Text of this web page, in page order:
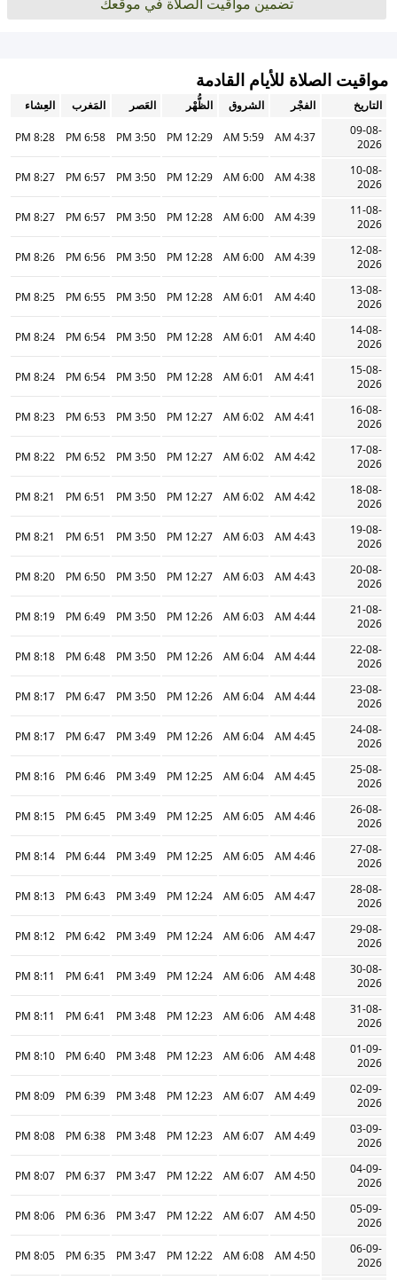
مواقيت الصلاة للأيام القادمة
التاريخ الفجْر الشروق الظُّهْر العَصر المَغرب
العِشاء
09-08-
2026
4:37 AM
5:59 AM
12:29 PM
3:50 PM
6:58 PM
8:28 PM
10-08-
2026
4:38 AM
6:00 AM
12:29 PM
3:50 PM
6:57 PM
8:27 PM
11-08-
2026
4:39 AM
6:00 AM
12:28 PM
3:50 PM
6:57 PM
8:27 PM
12-08-
2026
4:39 AM
6:00 AM
12:28 PM
3:50 PM
6:56 PM
8:26 PM
13-08-
2026
4:40 AM
6:01 AM
12:28 PM
3:50 PM
6:55 PM
8:25 PM
14-08-
2026
4:40 AM
6:01 AM
12:28 PM
3:50 PM
6:54 PM
8:24 PM
15-08-
2026
4:41 AM
6:01 AM
12:28 PM
3:50 PM
6:54 PM
8:24 PM
16-08-
2026
4:41 AM
6:02 AM
12:27 PM
3:50 PM
6:53 PM
8:23 PM
17-08-
2026
4:42 AM
6:02 AM
12:27 PM
3:50 PM
6:52 PM
8:22 PM
18-08-
2026
4:42 AM
6:02 AM
12:27 PM
3:50 PM
6:51 PM
8:21 PM
19-08-
2026
4:43 AM
6:03 AM
12:27 PM
3:50 PM
6:51 PM
8:21 PM
20-08-
2026
4:43 AM
6:03 AM
12:27 PM
3:50 PM
6:50 PM
8:20 PM
21-08-
2026
4:44 AM
6:03 AM
12:26 PM
3:50 PM
6:49 PM
8:19 PM
22-08-
2026
4:44 AM
6:04 AM
12:26 PM
3:50 PM
6:48 PM
8:18 PM
23-08-
2026
4:44 AM
6:04 AM
12:26 PM
3:50 PM
6:47 PM
8:17 PM
24-08-
2026
4:45 AM
6:04 AM
12:26 PM
3:49 PM
6:47 PM
8:17 PM
25-08-
2026
4:45 AM
6:04 AM
12:25 PM
3:49 PM
6:46 PM
8:16 PM
26-08-
2026
4:46 AM
6:05 AM
12:25 PM
3:49 PM
6:45 PM
8:15 PM
27-08-
2026
4:46 AM
6:05 AM
12:25 PM
3:49 PM
6:44 PM
8:14 PM
28-08-
2026
4:47 AM
6:05 AM
12:24 PM
3:49 PM
6:43 PM
8:13 PM
29-08-
2026
4:47 AM
6:06 AM
12:24 PM
3:49 PM
6:42 PM
8:12 PM
30-08-
2026
4:48 AM
6:06 AM
12:24 PM
3:49 PM
6:41 PM
8:11 PM
31-08-
2026
4:48 AM
6:06 AM
12:23 PM
3:48 PM
6:41 PM
8:11 PM
01-09-
2026
4:48 AM
6:06 AM
12:23 PM
3:48 PM
6:40 PM
8:10 PM
02-09-
2026
4:49 AM
6:07 AM
12:23 PM
3:48 PM
6:39 PM
8:09 PM
03-09-
2026
4:49 AM
6:07 AM
12:23 PM
3:48 PM
6:38 PM
8:08 PM
04-09-
2026
4:50 AM
6:07 AM
12:22 PM
3:47 PM
6:37 PM
8:07 PM
05-09-
2026
4:50 AM
6:07 AM
12:22 PM
3:47 PM
6:36 PM
8:06 PM
06-09-
2026
4:50 AM
6:08 AM
12:22 PM
3:47 PM
6:35 PM
8:05 PM